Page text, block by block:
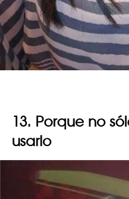
13. Porque no
usarlo